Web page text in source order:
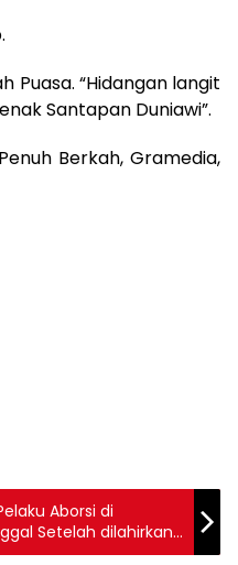
Puasa. “Hidangan langit
Santapan Duniawi”.
Berkah, Gramedia,
Aborsi di
Setelah dilahirkan